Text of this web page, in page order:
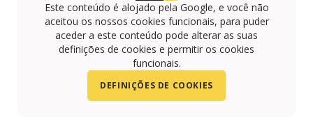
Este conteúdo é alojado pela Google, e você não
aceitou os nossos cookies funcionais, para puder
aceder a este conteúdo pode alterar as suas
definições de cookies e permitir os cookies
funcionais.
DEFINIÇÕES DE COOKIES